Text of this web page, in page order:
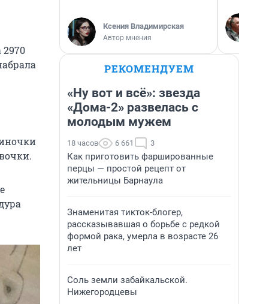
2970
Ксения Владимирская
Автор мнения
РЕКОМЕНДУЕМ
«Ну вот и всё»: звезда
«Дома-2» развелась с
молодым мужем
18 часов 6 661 3
Как приготовить фаршированные
перцы — простой рецепт от
жительницы Барнаула
Знаменитая тикток-блогер,
рассказывавшая о борьбе с редкой
формой рака, умерла в возрасте 26
лет
Соль земли забайкальской.
Нижегородцевы